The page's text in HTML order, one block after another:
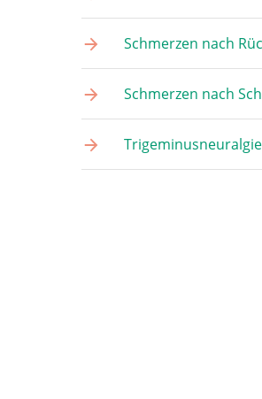
Schmerzen nach
Schmerzen nach
Trigeminusneuralgie